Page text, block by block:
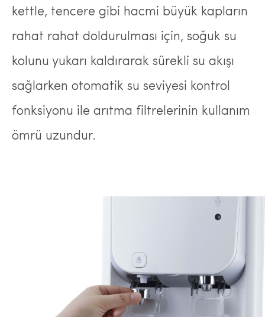
kettle, tencere gibi hacmi büyük kapların
rahat rahat doldurulması için, soğuk su
kolunu yukarı kaldırarak sürekli su akışı
sağlarken otomatik su seviyesi kontrol
fonksiyonu ile arıtma filtrelerinin kullanım
ömrü uzundur.